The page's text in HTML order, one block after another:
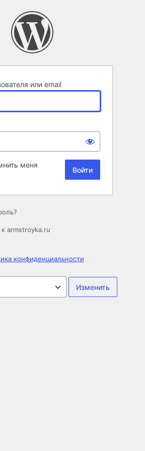
или email
меня
armstroyka.ru
конфиденциальности